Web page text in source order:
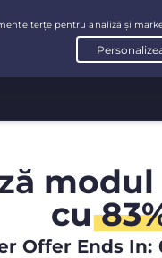
cu
Offer Ends In: